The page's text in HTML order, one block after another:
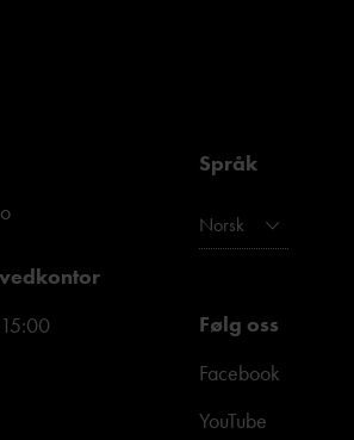
Språk
Norsk
Følg oss
Facebook
YouTube